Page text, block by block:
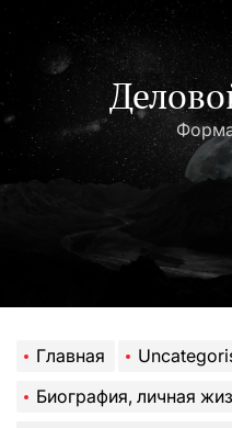
содержимому
Главная
Биография, личная жизнь и успехи известной